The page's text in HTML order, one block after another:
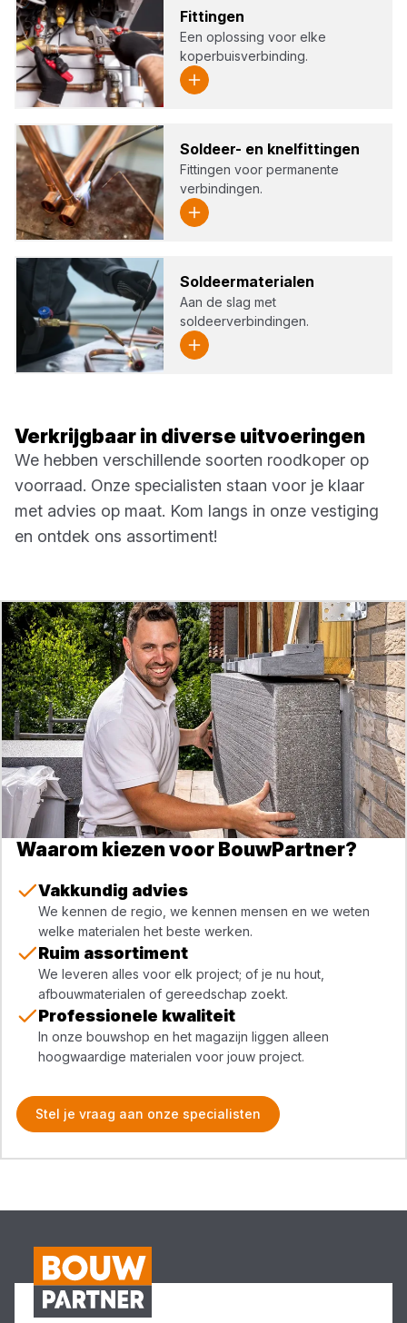
Fit­tin­gen
Een oplossing voor elke
koperbuisverbinding.
Sol­deer- en knel­fit­tin­gen
Fittingen voor permanente
verbindingen.
Sol­deer­ma­te­ri­a­len
Aan de slag met
soldeerverbindingen.
Verkrijgbaar in diverse uitvoeringen
We hebben verschillende soorten roodkoper op
voorraad. Onze specialisten staan voor je klaar
met advies op maat. Kom langs in onze vestiging
en ontdek ons assortiment!
Waarom kiezen voor BouwPartner?
Vakkundig advies
We kennen de regio, we kennen mensen en we weten
welke materialen het beste werken.
Ruim assortiment
We leveren alles voor elk project; of je nu hout,
afbouwmaterialen of gereedschap zoekt.
Professionele kwaliteit
In onze bouwshop en het magazijn liggen alleen
hoogwaardige materialen voor jouw project.
Stel je vraag aan onze specialisten